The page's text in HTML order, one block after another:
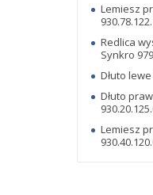
Lemiesz
Redlica
Synkro
Dłuto
Dłuto
Lemiesz